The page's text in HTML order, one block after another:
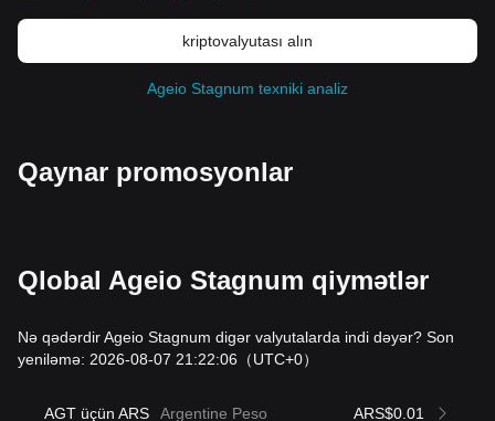
kriptovalyutası alın
Ageio Stagnum texniki analiz
Qaynar promosyonlar
Qlobal Ageio Stagnum qiymətlər
Nə qədərdir Ageio Stagnum digər valyutalarda indi dəyər? Son
yeniləmə: 2026-08-07 21:22:06 （UTC+0）
AGT üçün ARS Argentine Peso ARS$0.01